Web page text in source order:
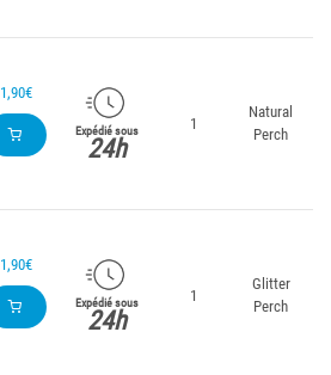
1,90€
Expédié sous
24h
1
Natural
Perch
1,90€
Expédié sous
24h
1
Glitter
Perch